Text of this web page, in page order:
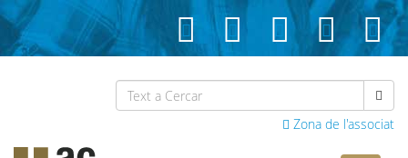
Zona de l'associat